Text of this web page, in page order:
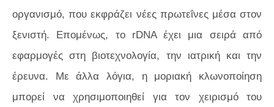
οργανισμό, που εκφράζει νέες πρωτεΐνες μέσα στον
ξενιστή. Επομένως, το rDNA έχει μια σειρά από
εφαρμογές στη βιοτεχνολογία, την ιατρική και την
έρευνα. Με άλλα λόγια, η μοριακή κλωνοποίηση
μπορεί να χρησιμοποιηθεί για τον χειρισμό του